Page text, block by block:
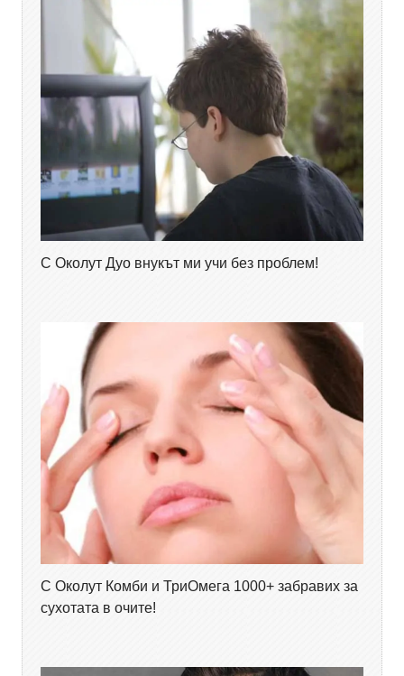
С Околут Дуо внукът ми учи без проблем!
С Околут Комби и ТриОмега 1000+ забравих за
сухотата в очите!